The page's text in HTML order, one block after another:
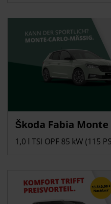
Energieverbrauch in l/100 km
(kombiniert): 123 g/km, CO2-Klasse: D
Škoda Fabia Monte
1,0 l TSI OPF 85 kW (115